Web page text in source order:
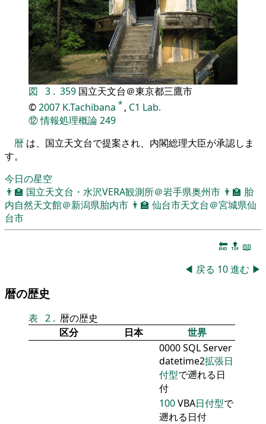
図 3 . 359 国立天文台＠東京都三鷹市
©2007 K.Tachibana * , C1 Lab.
⑫情報処理概論249
暦 は、国立天文台で提案され、内閣総理大臣が承認しま
す。
今日の星空
👨‍🏫 国立天文台・水沢VERA観測所＠岩手県奥州市 👨‍🏫 胎
内自然天文館＠新潟県胎内市 👨‍🏫 仙台市天文台＠宮城県仙
台市
🔚 🔝 📖
◀ 戻る 10進む ▶
暦の歴史
表 2 . 暦の歴史
区分
日本
世界
0000 SQL Server
datetime2拡張日
付型で遡れる日
付
100VBA日付型で
遡れる日付